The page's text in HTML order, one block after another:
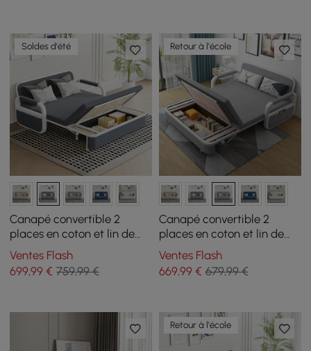
Soldes d'été
Canapé convertible 2
places en coton et lin de
154 cm avec rangement
Ventes Flash
699,99 € 759,99 €
Retour à l'école
Canapé convertible 2
places en coton et lin de
154 cm avec rangement
Ventes Flash
669,99€ 679,99 €
Retour à l'école